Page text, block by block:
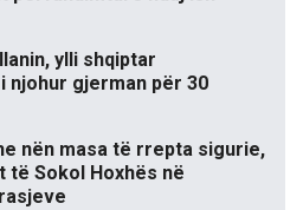
ylli shqiptar
gjerman për 30
nën masa të rrepta sigurie,
të Sokol Hoxhës në